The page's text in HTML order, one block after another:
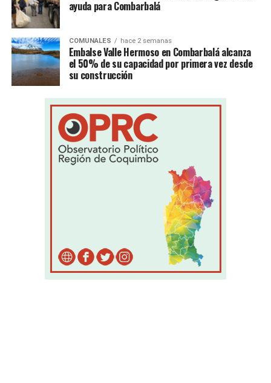
ayuda para Combarbalá
COMUNALES hace 2 semanas
Embalse Valle Hermoso en Combarbalá alcanza
el 50% de su capacidad por primera vez desde
su construcción